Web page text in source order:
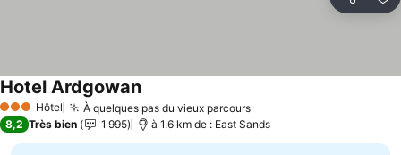
Partager
3 ÉtoilesHôtel À quelques pas du vieux parcoursConsulter les prix
Hotel ArdgowanConsulter les prix
8,2 Très bien 1 995 à 1.6 km de : East Sands